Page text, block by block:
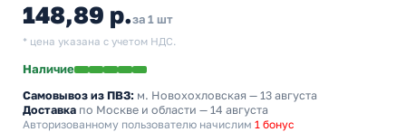
148,89 р.за 1 шт
* цена указана с учетом НДС.
Наличие
Самовывоз из ПВЗ: м. Новохохловская — 13 августа
Доставка по Москве и области — 14 августа
Авторизованному пользователю начислим 1 бонус